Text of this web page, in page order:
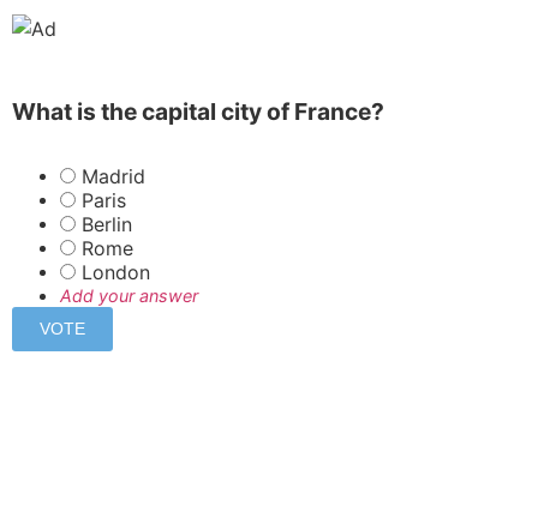
What is the capital city of France?
Madrid
Paris
Berlin
Rome
London
Add your answer